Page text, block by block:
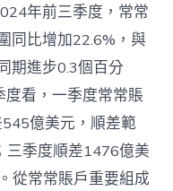
年前三季度，常常
同比增加22.6%，與
期進步0.3個百分
看，一季度常常賬
億美元，順差範
三季度順差1476億美
從常常賬戶重要組成